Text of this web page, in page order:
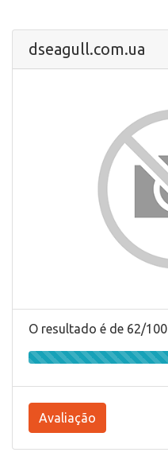
dseagull.com.ua
O resultado é de 62/100
Avaliação